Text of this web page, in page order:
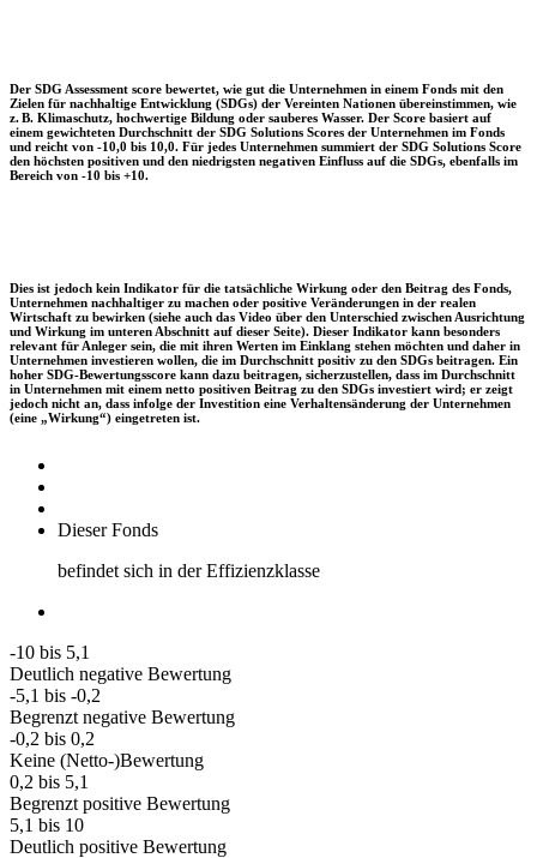
Der SDG Assessment score bewertet, wie gut die Unternehmen in einem Fonds mit den
Zielen für nachhaltige Entwicklung (SDGs) der Vereinten Nationen übereinstimmen, wie
z. B. Klimaschutz, hochwertige Bildung oder sauberes Wasser. Der Score basiert auf
einem gewichteten Durchschnitt der SDG Solutions Scores der Unternehmen im Fonds
und reicht von -10,0 bis 10,0. Für jedes Unternehmen summiert der SDG Solutions Score
den höchsten positiven und den niedrigsten negativen Einfluss auf die SDGs, ebenfalls im
Bereich von -10 bis +10.
Dies ist jedoch kein Indikator für die tatsächliche Wirkung oder den Beitrag des Fonds,
Unternehmen nachhaltiger zu machen oder positive Veränderungen in der realen
Wirtschaft zu bewirken (siehe auch das Video über den Unterschied zwischen Ausrichtung
und Wirkung im unteren Abschnitt auf dieser Seite). Dieser Indikator kann besonders
relevant für Anleger sein, die mit ihren Werten im Einklang stehen möchten und daher in
Unternehmen investieren wollen, die im Durchschnitt positiv zu den SDGs beitragen. Ein
hoher SDG-Bewertungsscore kann dazu beitragen, sicherzustellen, dass im Durchschnitt
in Unternehmen mit einem netto positiven Beitrag zu den SDGs investiert wird; er zeigt
jedoch nicht an, dass infolge der Investition eine Verhaltensänderung der Unternehmen
(eine „Wirkung“) eingetreten ist.
Dieser Fonds
befindet sich in der Effizienzklasse
-10 bis 5,1
Deutlich negative Bewertung
-5,1 bis -0,2
Begrenzt negative Bewertung
-0,2 bis 0,2
Keine (Netto-)Bewertung
0,2 bis 5,1
Begrenzt positive Bewertung
5,1 bis 10
Deutlich positive Bewertung